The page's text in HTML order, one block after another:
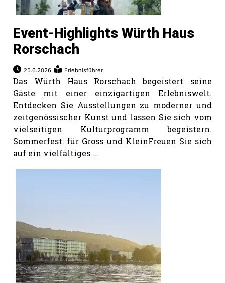
Event-Highlights Würth Haus
Rorschach
25.6.2026 Erlebnisführer
Das Würth Haus Rorschach begeistert seine
Gäste mit einer einzigartigen Erlebniswelt.
Entdecken Sie Ausstellungen zu moderner und
zeitgenössischer Kunst und lassen Sie sich vom
vielseitigen Kulturprogramm begeistern.
Sommerfest: für Gross und KleinFreuen Sie sich
auf ein vielfältiges ...